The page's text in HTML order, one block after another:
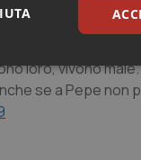
loro, vivono
se a Pepe non